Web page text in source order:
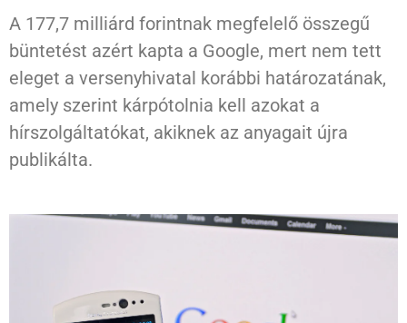
A 177,7 milliárd forintnak megfelelő összegű
büntetést azért kapta a Google, mert nem tett
eleget a versenyhivatal korábbi határozatának,
amely szerint kárpótolnia kell azokat a
hírszolgáltatókat, akiknek az anyagait újra
publikálta.